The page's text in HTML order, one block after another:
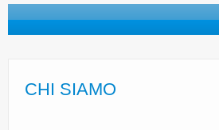
Area Famiglie e Minori | Efè
CHI SIAMO